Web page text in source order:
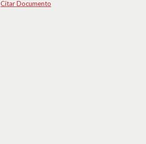
Citar Documento